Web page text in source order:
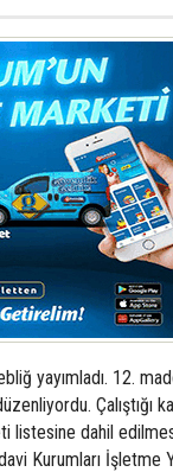
yayımladı. 12.
Çalıştığı
listesine dahil
Kurumları